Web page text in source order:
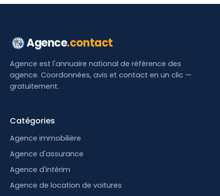
Agence.contact
Agence est l'annuaire national de référence des
agence. Coordonnées, avis et contact en un clic —
gratuitement.
Catégories
Agence immobilière
Agence d'assurance
Agence d'intérim
Agence de location de voitures